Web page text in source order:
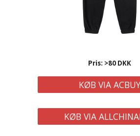
Pris: >80 DKK
KØB VIA ACBUY
KØB VIA